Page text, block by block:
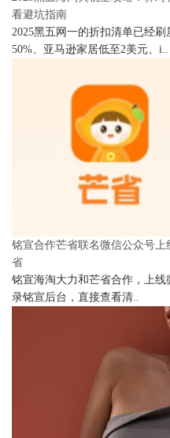
看避坑指南
2025黑五网一的折扣清单已经
50%、亚马逊家居低至2美元、i..
铭宣合作芒省联名微信公众号
省
铭宣海淘大力和芒省合作，上
录铭宣后台，直接查看清..